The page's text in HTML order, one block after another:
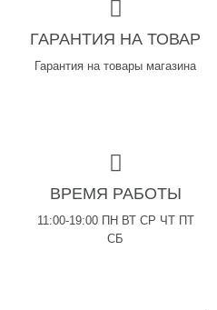
ГАРАНТИЯ НА ТОВАР
Гарантия на товары магазина
ВРЕМЯ РАБОТЫ
11:00-19:00 ПН ВТ СР ЧТ ПТ
СБ